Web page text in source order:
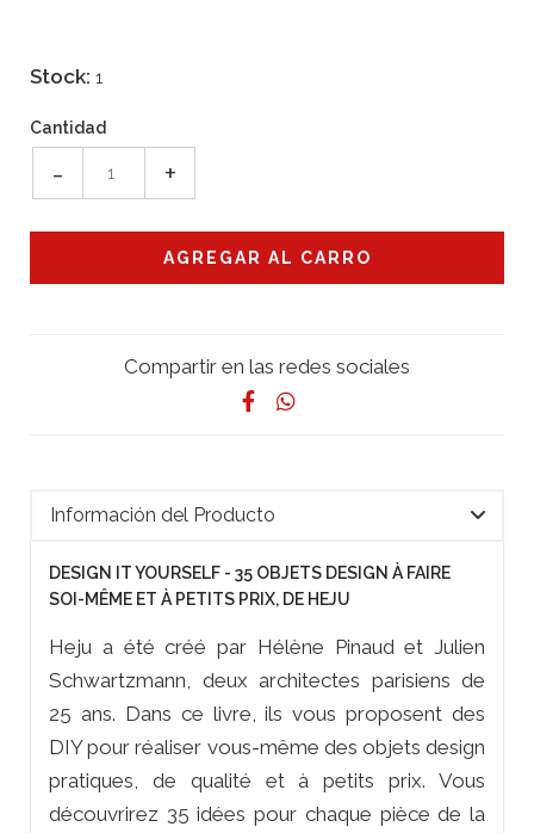
Stock: 1
Cantidad
- +
Compartir en las redes sociales
Información del Producto
DESIGN IT YOURSELF - 35 OBJETS DESIGN À FAIRE
SOI-MÊME ET À PETITS PRIX, DE HEJU
Heju a été créé par Hélène Pinaud et Julien
Schwartzmann, deux architectes parisiens de
25 ans. Dans ce livre, ils vous proposent des
DIY pour réaliser vous-même des objets design
pratiques, de qualité et à petits prix. Vous
découvrirez 35 idées pour chaque pièce de la